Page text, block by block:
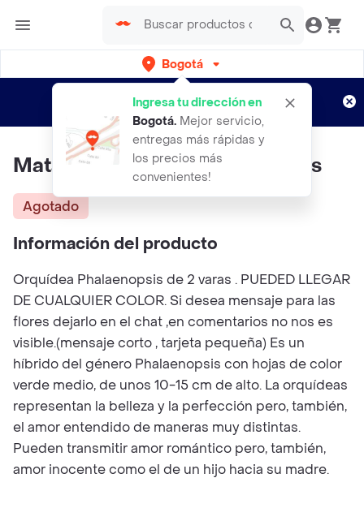
Bogotá
Ingresa tu dirección en
Bogotá. Mejor servicio,
entregas más rápidas y
los precios más
convenientes!
envíos gratis por semanas
Aplican TyC
Mata De Orquídea Phalaenopsis
Agotado
Información del producto
Orquídea Phalaenopsis de 2 varas . PUEDED LLEGAR
DE CUALQUIER COLOR. Si desea mensaje para las
flores dejarlo en el chat ,en comentarios no nos es
visible.(mensaje corto , tarjeta pequeña) Es un
híbrido del género Phalaenopsis con hojas de color
verde medio, de unos 10-15 cm de alto. La orquídeas
representan la belleza y la perfección pero, también,
el amor entendido de maneras muy distintas.
Pueden transmitir amor romántico pero, también,
amor inocente como el de un hijo hacia su madre.